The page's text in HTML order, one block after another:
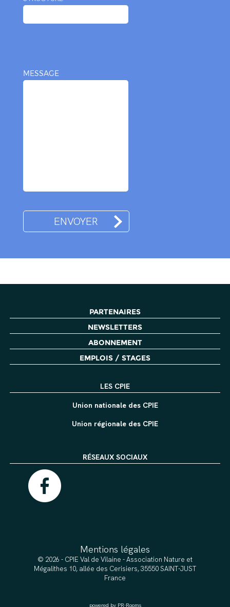
MESSAGE
PARTENAIRES
NEWSLETTERS
ABONNEMENT
EMPLOIS / STAGES
LES CPIE
Union nationale des CPIE
Union régionale des CPIE
RÉSEAUX SOCIAUX
Mentions légales
© 2026 - CPIE Val de Vilaine - Association Nature et
Mégalithes 10, allée des Cerisiers, 35550 SAINT-JUST
France
powered by PR-Rooms